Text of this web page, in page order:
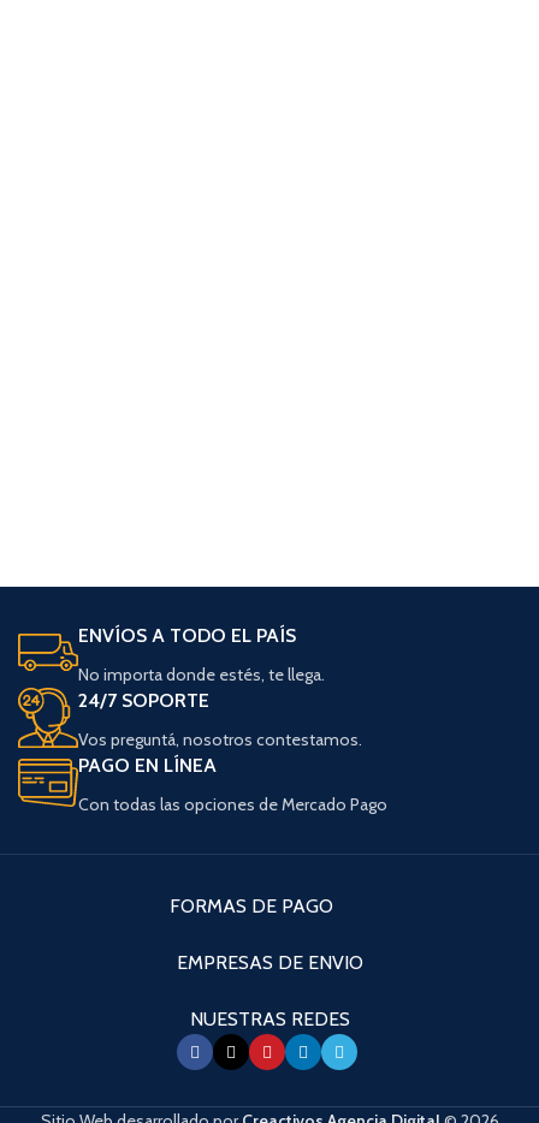
ENVÍOS A TODO EL PAÍS
No importa donde estés, te llega.
24/7 SOPORTE
Vos preguntá, nosotros contestamos.
PAGO EN LÍNEA
Con todas las opciones de Mercado Pago
FORMAS DE PAGO
EMPRESAS DE ENVIO
NUESTRAS REDES